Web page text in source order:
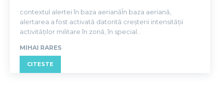
contextul alertei în baza aerianăÎn baza aeriană,
alertarea a fost activată datorită creșterii intensității
activităților militare în zonă, în special...
MIHAI RARES
CITESTE